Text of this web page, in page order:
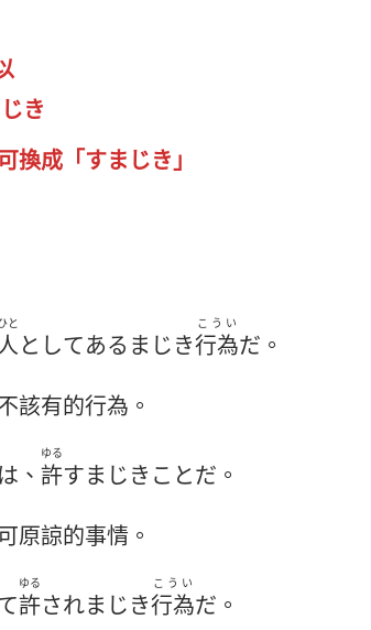
き
換成「すまじき」
と
としてあるまじき行為
こうい
だ。
該有的行為。
、 許
ゆる
すまじきことだ。
原諒的事情。
許
ゆる
されまじき行為
こうい
だ。